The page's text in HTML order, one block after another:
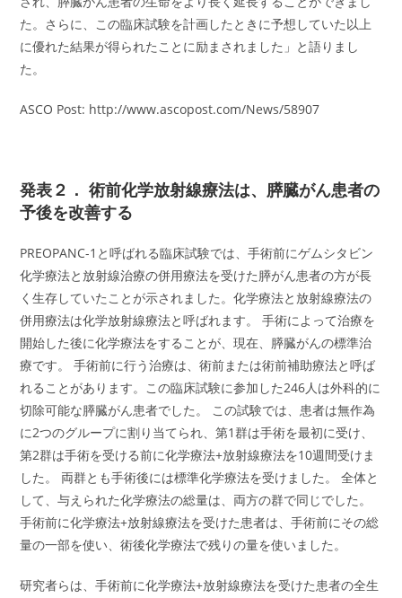
た。さらに、この臨床試験を計画したときに予想していた以上
に優れた結果が得られたことに励まされました」と語りまし
た。
ASCO Post: http://www.ascopost.com/News/58907
発表２． 術前化学放射線療法は、膵臓がん患者の
予後を改善する
PREOPANC-1と呼ばれる臨床試験では、手術前にゲムシタビン
化学療法と放射線治療の併用療法を受けた膵がん患者の方が長
く生存していたことが示されました。化学療法と放射線療法の
併用療法は化学放射線療法と呼ばれます。 手術によって治療を
開始した後に化学療法をすることが、現在、膵臓がんの標準治
療です。 手術前に行う治療は、術前または術前補助療法と呼ば
れることがあります。この臨床試験に参加した246人は外科的に
切除可能な膵臓がん患者でした。 この試験では、患者は無作為
に2つのグループに割り当てられ、第1群は手術を最初に受け、
第2群は手術を受ける前に化学療法+放射線療法を10週間受けま
した。 両群とも手術後には標準化学療法を受けました。 全体と
して、与えられた化学療法の総量は、両方の群で同じでした。
手術前に化学療法+放射線療法を受けた患者は、手術前にその総
量の一部を使い、術後化学療法で残りの量を使いました。
研究者らは、手術前に化学療法+放射線療法を受けた患者の全生